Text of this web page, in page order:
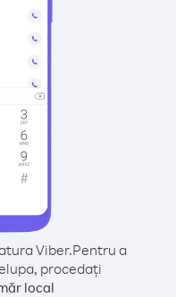
Viber.Pentru a
procedați
local